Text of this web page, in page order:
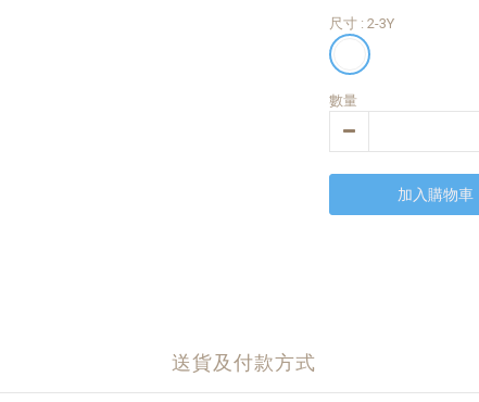
尺寸 : 2-3Y
數量
加入購物車
送貨及付款方式